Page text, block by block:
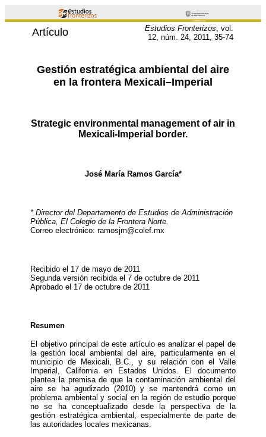
Artículo Estudios Fronterizos , vol.
12, núm. 24, 2011, 35-74
Gestión estratégica ambiental del aire
en la frontera Mexicali–Imperial
Strategic environmental management of air in
Mexicali-Imperial border.
José María Ramos García*
* Director del Departamento de Estudios de Administración
Pública, El Colegio de la Frontera Norte.
Correo electrónico: ramosjm@colef.mx
Recibido el 17 de mayo de 2011
Segunda versión recibida el 7 de octubre de 2011
Aprobado el 17 de octubre de 2011
Resumen
El objetivo principal de este artículo es analizar el papel de
la gestión local ambiental del aire, particularmente en el
municipio de Mexicali, B.C., y su relación con el Valle
Imperial, California en Estados Unidos. El documento
plantea la premisa de que la contaminación ambiental del
aire se ha agudizado (2010) y se mantendrá como un
problema ambiental y social en la región de estudio porque
no se ha conceptualizado desde la perspectiva de la
gestión estratégica ambiental, especialmente de parte de
las autoridades locales mexicanas.